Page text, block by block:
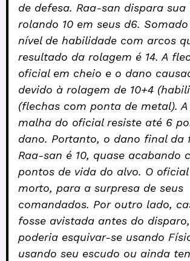
de defesa. Raa-san dispara sua
rolando 10 em seus d6.
nível de habilidade com arcos
resultado da rolagem é 14. A
oficial em cheio e o dano
devido à rolagem de 10+4
(flechas com ponta de metal).
malha do oficial resiste até 6
dano. Portanto, o dano final da
Raa-san é 10, quase acabando
pontos de vida do alvo. O
morto, para a surpresa de seus
comandados. Por outro lado,
fosse avistada antes do
poderia esquivar-se usando
usando seu escudo ou ainda